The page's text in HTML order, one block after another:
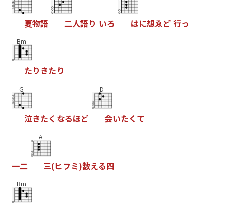
夏物語 二人語り いろ はに想ゑど行っ
Bm
たり きたり
G
泣きたく なるほど
D
会いたく て
一二
A
三(ヒフミ)数える四
Bm